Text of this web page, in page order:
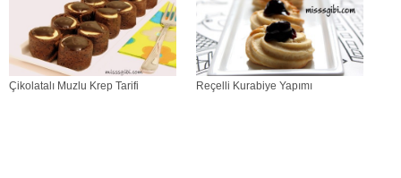
Çikolatalı Muzlu Krep Tarifi Reçelli Kurabiye Yapımı